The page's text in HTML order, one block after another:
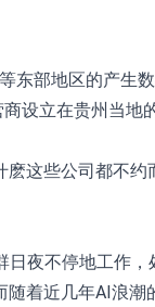
东部地区的产生
设立在贵州当地
这些公司都不
夜不停地工作
着近几年AI浪